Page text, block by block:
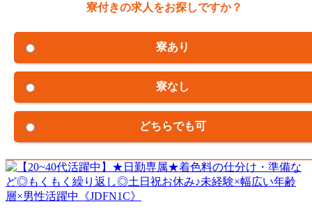
寮付きの求人をお探しですか？
寮あり
寮なし
どちらでも可